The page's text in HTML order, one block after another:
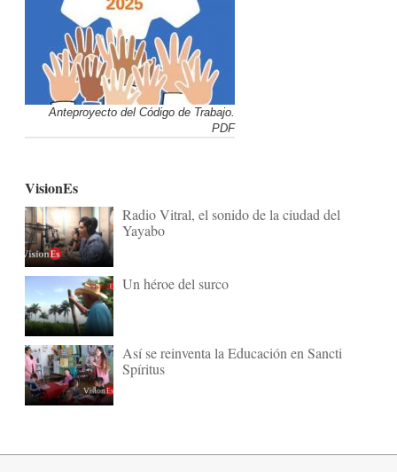
Anteproyecto del Código de Trabajo.
PDF
VisionEs
Radio Vitral, el sonido de la ciudad del
Yayabo
Un héroe del surco
Así se reinventa la Educación en Sancti
Spíritus